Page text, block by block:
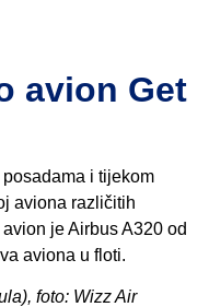
avion Get
i tijekom
aviona različitih
je Airbus A320 od
aviona u floti.
foto: Wizz Air